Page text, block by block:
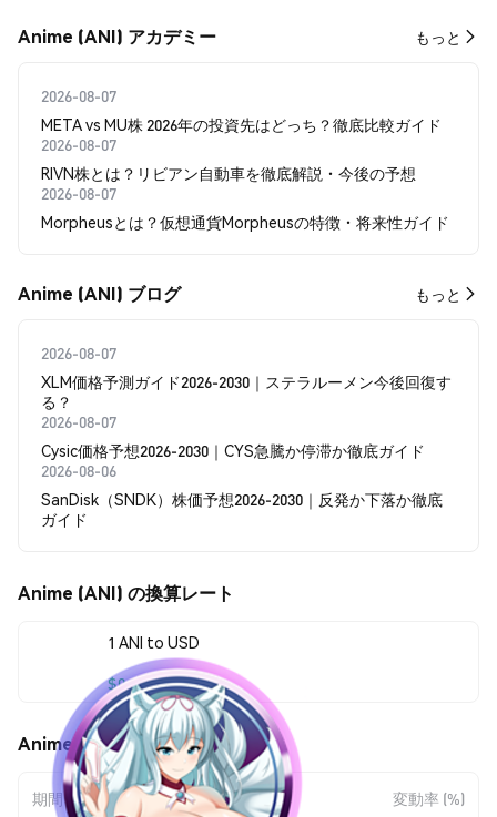
Anime (ANI) アカデミー もっと
2026-08-07
META vs MU株 2026年の投資先はどっち？徹底比較ガイド
2026-08-07
RIVN株とは？リビアン自動車を徹底解説・今後の予想
2026-08-07
Morpheusとは？仮想通貨Morpheusの特徴・将来性ガイド
Anime (ANI) ブログ もっと
2026-08-07
XLM価格予測ガイド2026-2030｜ステラルーメン今後回復す
る？
2026-08-07
Cysic価格予想2026-2030｜CYS急騰か停滞か徹底ガイド
2026-08-06
SanDisk（SNDK）株価予想2026-2030｜反発か下落か徹底
ガイド
Anime (ANI) の換算レート
1 ANI to USD
$0.00014868
Anime (ANI) の価格変動
期間 金額変動 変動率 (%)